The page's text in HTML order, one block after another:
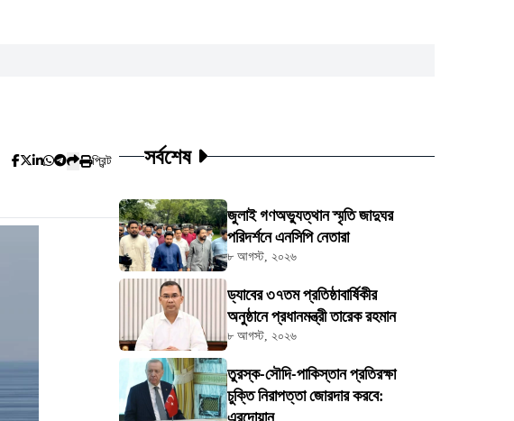
প্রিন্ট সর্বশেষ
জুলাই গণঅভ্যুত্থান স্মৃতি জাদুঘর
পরিদর্শনে এনসিপি নেতারা
৮ আগস্ট, ২০২৬
ড্যাবের ৩৭তম প্রতিষ্ঠাবার্ষিকীর
অনুষ্ঠানে প্রধানমন্ত্রী তারেক রহমান
৮ আগস্ট, ২০২৬
তুরস্ক-সৌদি-পাকিস্তান প্রতিরক্ষা
চুক্তি নিরাপত্তা জোরদার করবে:
এরদোয়ান